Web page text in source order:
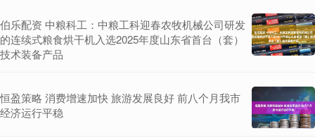
伯乐配资 中粮科工：中粮工科迎春农牧机械公司研发
的连续式粮食烘干机入选2025年度山东省首台（套）
技术装备产品
恒盈策略 消费增速加快 旅游发展良好 前八个月我市
经济运行平稳